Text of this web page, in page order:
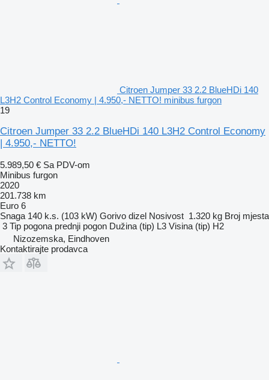
Citroen Jumper 33 2.2 BlueHDi 140
L3H2 Control Economy | 4.950,- NETTO! minibus furgon
19
Citroen Jumper 33 2.2 BlueHDi 140 L3H2 Control Economy
| 4.950,- NETTO!
5.989,50 € Sa PDV-om
Minibus furgon
2020
201.738 km
Euro 6
Snaga 140 k.s. (103 kW) Gorivo dizel Nosivost 1.320 kg Broj mjesta
3 Tip pogona prednji pogon Dužina (tip) L3 Visina (tip) H2
Nizozemska, Eindhoven
Kontaktirajte prodavca